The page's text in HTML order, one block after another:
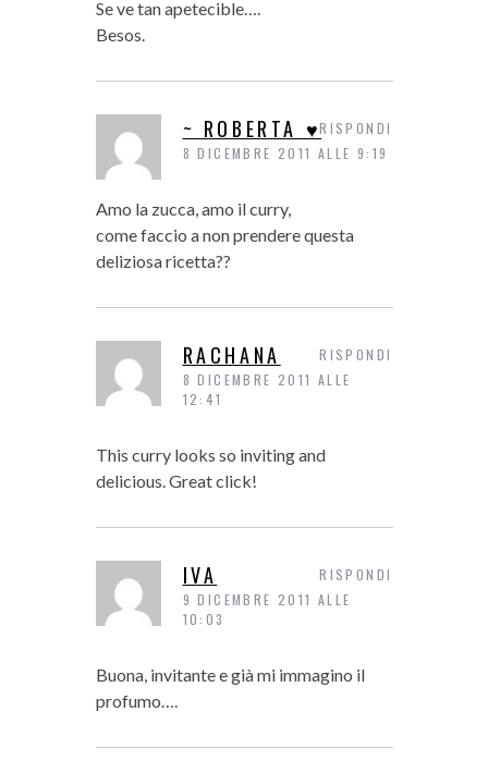
Se ve tan apetecible….
Besos.
~ ROBERTA ♥
8 DICEMBRE 2011 ALLE 9:19
Amo la zucca, amo il curry,
come faccio a non prendere questa
deliziosa ricetta??
RISPONDI
RACHANA
8 DICEMBRE 2011 ALLE
12:41
This curry looks so inviting and
delicious. Great click!
RISPONDI
IVA
9 DICEMBRE 2011 ALLE
10:03
Buona, invitante e già mi immagino il
profumo….
RISPONDI